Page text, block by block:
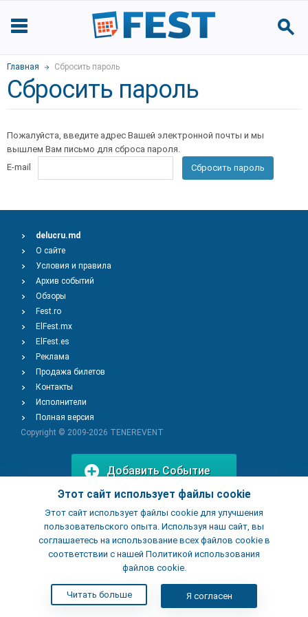
Главная Сбросить пароль
Сбросить пароль
Пожалуйста, введите адрес Вашей электронной почты и мы
вышлем Вам письмо для сброса пароля.
E-mail
Сбросить пароль
Этот сайт использует файлы cookie
Этот сайт использует файлы cookie для улучшения
пользовательского опыта. Используя наш сайт, вы
соглашаетесь на использование всех файлов cookie в
соответствии с нашей Политикой использования
файлов cookie.
Читать больше Я согласен
delucru.md
О сайте
Условия и правила
Архив событий
Обзоры
Fest.ro
ElFest.mx
ElFest.es
Реклама
Продажа билетов
Контакты
Исполнители
Полная версия
Copyright © 2009-2026 TENEREVENT
Добавить Событие
Добавить Заведение